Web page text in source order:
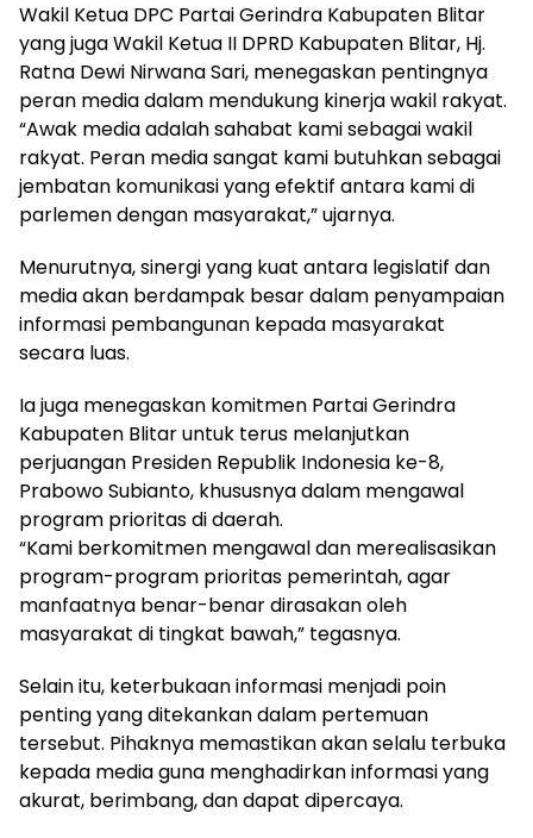
Wakil Ketua DPC Partai Gerindra Kabupaten Blitar
yang juga Wakil Ketua II DPRD Kabupaten Blitar, Hj.
Ratna Dewi Nirwana Sari, menegaskan pentingnya
peran media dalam mendukung kinerja wakil rakyat.
“Awak media adalah sahabat kami sebagai wakil
rakyat. Peran media sangat kami butuhkan sebagai
jembatan komunikasi yang efektif antara kami di
parlemen dengan masyarakat,” ujarnya.
Menurutnya, sinergi yang kuat antara legislatif dan
media akan berdampak besar dalam penyampaian
informasi pembangunan kepada masyarakat
secara luas.
Ia juga menegaskan komitmen Partai Gerindra
Kabupaten Blitar untuk terus melanjutkan
perjuangan Presiden Republik Indonesia ke-8,
Prabowo Subianto, khususnya dalam mengawal
program prioritas di daerah.
“Kami berkomitmen mengawal dan merealisasikan
program-program prioritas pemerintah, agar
manfaatnya benar-benar dirasakan oleh
masyarakat di tingkat bawah,” tegasnya.
Selain itu, keterbukaan informasi menjadi poin
penting yang ditekankan dalam pertemuan
tersebut. Pihaknya memastikan akan selalu terbuka
kepada media guna menghadirkan informasi yang
akurat, berimbang, dan dapat dipercaya.